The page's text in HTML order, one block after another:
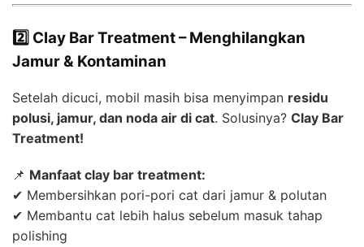
2️⃣ Clay Bar Treatment – Menghilangkan
Jamur & Kontaminan
Setelah dicuci, mobil masih bisa menyimpan residu
polusi, jamur, dan noda air di cat. Solusinya? Clay Bar
Treatment!
📌 Manfaat clay bar treatment:
✔ Membersihkan pori-pori cat dari jamur & polutan
✔ Membantu cat lebih halus sebelum masuk tahap
polishing